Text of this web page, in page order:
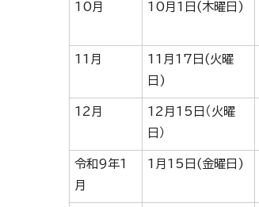
10月 10月1日(木曜日)
11月
11月17日(火曜
日)
12月
12月15日（火曜
日）
令和9年1
月
1月15日(金曜日)